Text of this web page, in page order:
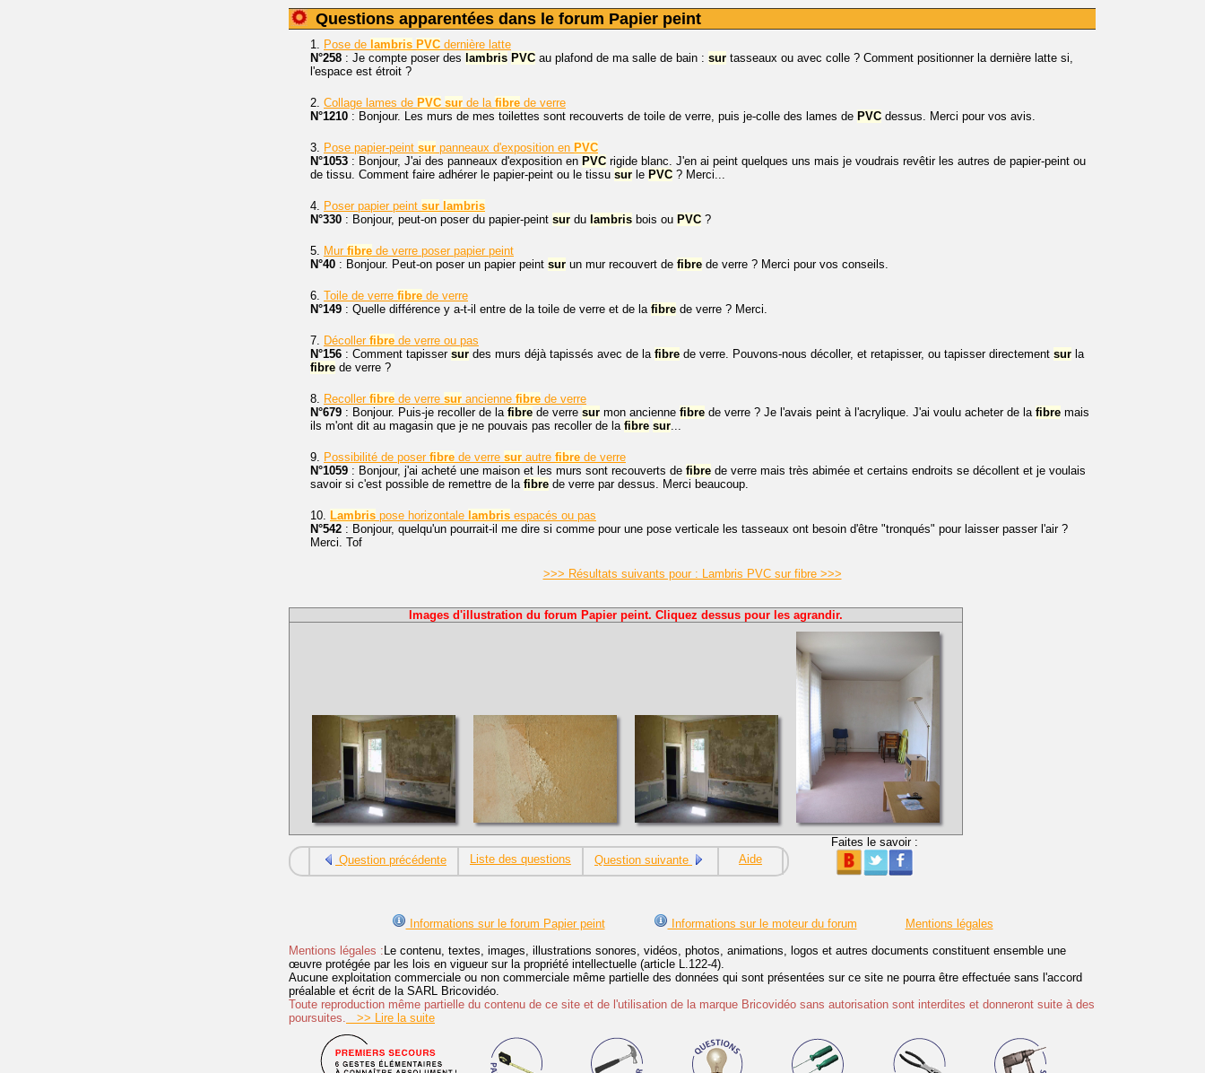
Questions apparentées dans le forum Papier peint
1. Pose de lambris PVC dernière latte
N°258 : Je compte poser des lambris PVC au plafond de ma salle de bain : sur tasseaux ou avec colle ? Comment positionner la dernière latte si,
l'espace est étroit ?
2. Collage lames de PVC sur de la fibre de verre
N°1210 : Bonjour. Les murs de mes toilettes sont recouverts de toile de verre, puis je-colle des lames de PVC dessus. Merci pour vos avis.
3. Pose papier-peint sur panneaux d'exposition en PVC
N°1053 : Bonjour, J'ai des panneaux d'exposition en PVC rigide blanc. J'en ai peint quelques uns mais je voudrais revêtir les autres de papier-peint ou
de tissu. Comment faire adhérer le papier-peint ou le tissu sur le PVC ? Merci...
4. Poser papier peint sur lambris
N°330 : Bonjour, peut-on poser du papier-peint sur du lambris bois ou PVC ?
5. Mur fibre de verre poser papier peint
N°40 : Bonjour. Peut-on poser un papier peint sur un mur recouvert de fibre de verre ? Merci pour vos conseils.
6. Toile de verre fibre de verre
N°149 : Quelle différence y a-t-il entre de la toile de verre et de la fibre de verre ? Merci.
7. Décoller fibre de verre ou pas
N°156 : Comment tapisser sur des murs déjà tapissés avec de la fibre de verre. Pouvons-nous décoller, et retapisser, ou tapisser directement sur la
fibre de verre ?
8. Recoller fibre de verre sur ancienne fibre de verre
N°679 : Bonjour. Puis-je recoller de la fibre de verre sur mon ancienne fibre de verre ? Je l'avais peint à l'acrylique. J'ai voulu acheter de la fibre mais
ils m'ont dit au magasin que je ne pouvais pas recoller de la fibre sur...
9. Possibilité de poser fibre de verre sur autre fibre de verre
N°1059 : Bonjour, j'ai acheté une maison et les murs sont recouverts de fibre de verre mais très abimée et certains endroits se décollent et je voulais
savoir si c'est possible de remettre de la fibre de verre par dessus. Merci beaucoup.
10. Lambris pose horizontale lambris espacés ou pas
N°542 : Bonjour, quelqu'un pourrait-il me dire si comme pour une pose verticale les tasseaux ont besoin d'être "tronqués" pour laisser passer l'air ?
Merci. Tof
>>> Résultats suivants pour : Lambris PVC sur fibre >>>
Images d'illustration du forum Papier peint. Cliquez dessus pour les agrandir.
Question précédente Liste des questions Question suivante Aide
Faites le savoir :
Informations sur le forum Papier peint Informations sur le moteur du forum
Mentions légales
Mentions légales : Le contenu, textes, images, illustrations sonores, vidéos, photos, animations, logos et autres documents constituent ensemble une
œuvre protégée par les lois en vigueur sur la propriété intellectuelle (article L.122-4).
Aucune exploitation commerciale ou non commerciale même partielle des données qui sont présentées sur ce site ne pourra être effectuée sans l'accord
préalable et écrit de la SARL Bricovidéo.
Toute reproduction même partielle du contenu de ce site et de l'utilisation de la marque Bricovidéo sans autorisation sont interdites et donneront suite à des
poursuites. >> Lire la suite